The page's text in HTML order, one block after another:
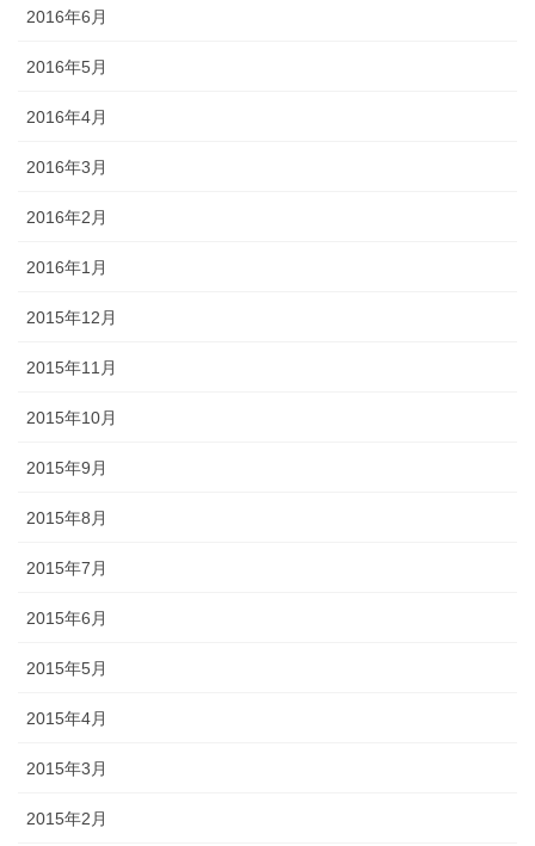
2016年6月
2016年5月
2016年4月
2016年3月
2016年2月
2016年1月
2015年12月
2015年11月
2015年10月
2015年9月
2015年8月
2015年7月
2015年6月
2015年5月
2015年4月
2015年3月
2015年2月